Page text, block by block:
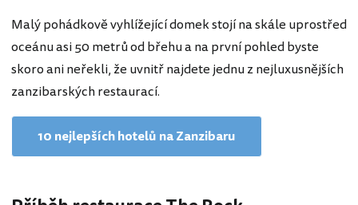
Malý pohádkově vyhlížející domek stojí na skále uprostřed
oceánu asi 50 metrů od břehu a na první pohled byste
skoro ani neřekli, že uvnitř najdete jednu z nejluxusnějších
zanzibarských restaurací.
10 nejlepších hotelů na Zanzibaru